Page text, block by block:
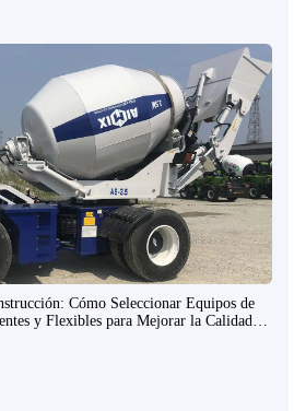
Cómo Seleccionar Equipos de
y Flexibles para Mejorar la Calidad